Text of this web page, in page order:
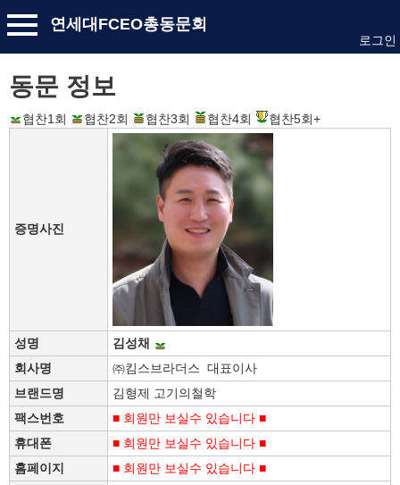
연세대FCEO총동문회
로그인
동문 정보
협찬1회 협찬2회 협찬3회 협찬4회 협찬5회+
증명사진
성명
김성채
회사명
㈜킴스브라더스 대표이사
브랜드명
김형제 고기의철학
팩스번호
■ 회원만 보실수 있습니다 ■
휴대폰
■ 회원만 보실수 있습니다 ■
홈페이지
■ 회원만 보실수 있습니다 ■